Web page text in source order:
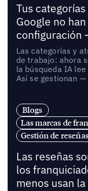
Tus
Google no
configuración
Las categorías y
de trabajo: ahora
la búsqueda IA
Así se gestionan
Blogs
Las marcas de
Gestión de
Las reseñas
los
menos usan